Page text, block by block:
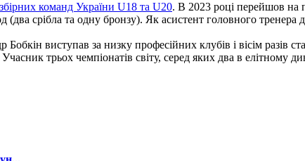
команд України U18 та U20. В 2023 році перейшов на
срібла та одну бронзу). Як асистент головного
виступав за низку професійних клубів і вісім разів
трьох чемпіонатів світу, серед яких два в елітному